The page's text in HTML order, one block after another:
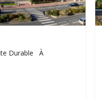
Durable À